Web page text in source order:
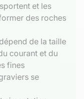
et les
des roches
de la taille
courant et du
fines
se